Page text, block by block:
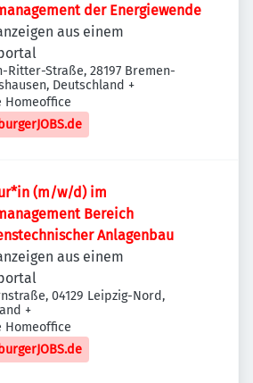
der Energiewende
aus einem
Ritter-Straße, 28197 Bremen-
Deutschland +
Homeoffice
(m/w/d) im
Bereich
Anlagenbau
aus einem
04129 Leipzig-Nord,
+
Homeoffice